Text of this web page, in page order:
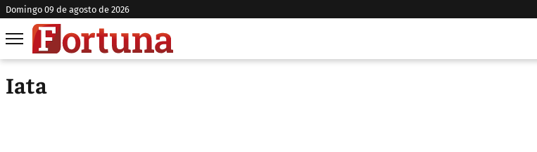
domingo 09 de agosto de 2026
Iata